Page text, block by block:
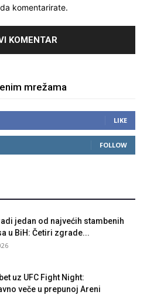
komentarirate.
mrežama
LIKE
FOLLOW
jedan od najvećih stambenih
u BiH: Četiri zgrade...
uz UFC Fight Night:
veče u prepunoj Areni